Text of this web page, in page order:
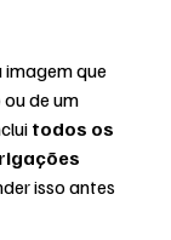
imagem que
de um
todos os
isso antes